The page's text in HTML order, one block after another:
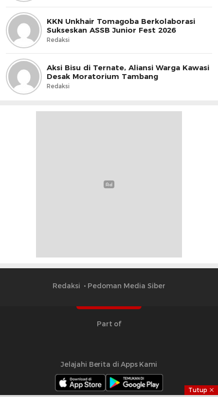
KKN Unkhair Tomagoba Berkolaborasi
Sukseskan ASSB Junior Fest 2026
Redaksi
Aksi Bisu di Ternate, Aliansi Warga Kawasi
Desak Moratorium Tambang
Redaksi
Redaksi Pedoman Media Siber
Part of
Jelajahi Berita di Apps Kami
Tutup